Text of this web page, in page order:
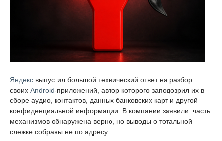
Яндекс выпустил большой технический ответ на разбор
своих Android-приложений, автор которого заподозрил их в
сборе аудио, контактов, данных банковских карт и другой
конфиденциальной информации. В компании заявили: часть
механизмов обнаружена верно, но выводы о тотальной
слежке собраны не по адресу.